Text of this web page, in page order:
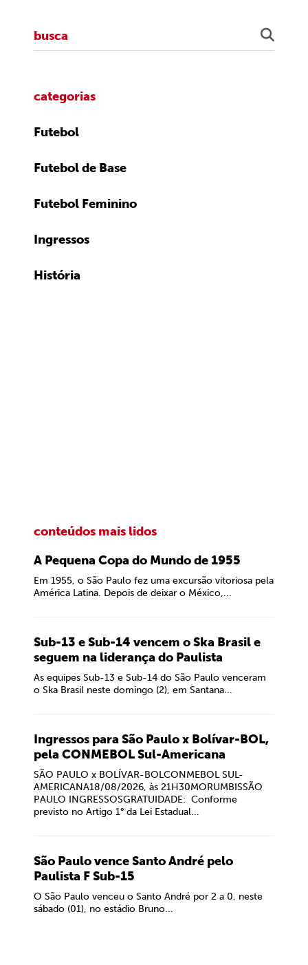
categorias
Futebol
Futebol de Base
Futebol Feminino
Ingressos
História
conteúdos mais lidos
A Pequena Copa do Mundo de 1955
Em 1955, o São Paulo fez uma excursão vitoriosa pela
América Latina. Depois de deixar o México,...
Sub-13 e Sub-14 vencem o Ska Brasil e
seguem na liderança do Paulista
As equipes Sub-13 e Sub-14 do São Paulo venceram
o Ska Brasil neste domingo (2), em Santana...
Ingressos para São Paulo x Bolívar-BOL,
pela CONMEBOL Sul-Americana
SÃO PAULO x BOLÍVAR-BOLCONMEBOL SUL-
AMERICANA18/08/2026, às 21H30MORUMBISSÃO
PAULO INGRESSOSGRATUIDADE: Conforme
previsto no Artigo 1° da Lei Estadual...
São Paulo vence Santo André pelo
Paulista F Sub-15
O São Paulo venceu o Santo André por 2 a 0, neste
sábado (01), no estádio Bruno...